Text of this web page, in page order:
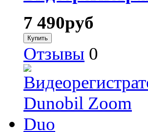
7 490руб
Отзывы 0